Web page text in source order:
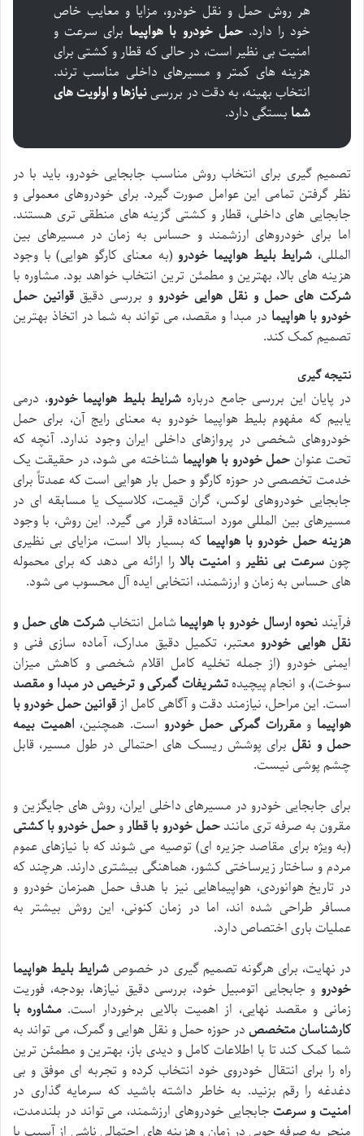
هر روش حمل و نقل خودرو، مزایا و معایب خاص
خود را دارد.حمل خودرو با هواپیما برای سرعت و
امنیت بی نظیر است، در حالی که قطار و کشتی برای
هزینه های کمتر و مسیرهای داخلی مناسب ترند.
انتخاب بهینه، به دقت در بررسینیازها و اولویت های
شما بستگی دارد.
تصمیم گیری برای انتخاب روش مناسب جابجایی خودرو، باید با در
نظر گرفتن تمامی این عوامل صورت گیرد. برای خودروهای معمولی و
جابجایی های داخلی، قطار و کشتی گزینه های منطقی تری هستند.
اما برای خودروهای ارزشمند و حساس به زمان در مسیرهای بین
المللی، شرایط بلیط هواپیما خودرو(به معنای کارگو هوایی) با وجود
هزینه های بالا، بهترین و مطمئن ترین انتخاب خواهد بود. مشاوره با
شرکت های حمل و نقل هوایی خودرو و بررسی دقیق قوانین حمل
خودرو با هواپیما در مبدا و مقصد، می تواند به شما در اتخاذ بهترین
تصمیم کمک کند.
نتیجه گیری
در پایان این بررسی جامع درباره شرایط بلیط هواپیما خودرو، درمی
یابیم که مفهوم بلیط هواپیما خودرو به معنای رایج آن، برای حمل
خودروهای شخصی در پروازهای داخلی ایران وجود ندارد. آنچه که
تحت عنوانحمل خودرو با هواپیما شناخته می شود، در حقیقت یک
خدمت تخصصی در حوزه کارگو و حمل بار هوایی است که عمدتاً برای
جابجایی خودروهای لوکس، گران قیمت، کلاسیک یا مسابقه ای در
مسیرهای بین المللی مورد استفاده قرار می گیرد. این روش، با وجود
هزینه حمل خودرو با هواپیما که بسیار بالا است، مزایای بی نظیری
چون سرعت بی نظیر و امنیت بالا را ارائه می دهد که برای محموله
های حساس به زمان و ارزشمند، انتخابی ایده آل محسوب می شود.
فرآیند نحوه ارسال خودرو با هواپیما شامل انتخابشرکت های حمل و
نقل هوایی خودرو معتبر، تکمیل دقیق مدارک، آماده سازی فنی و
ایمنی خودرو (از جمله تخلیه کامل اقلام شخصی و کاهش میزان
سوخت)، و انجام پیچیدهتشریفات گمرکی و ترخیص در مبدا و مقصد
است. این مراحل، نیازمند دقت و آگاهی کامل ازقوانین حمل خودرو با
هواپیما ومقررات گمرکی حمل خودرو است. همچنین، اهمیت بیمه
حمل و نقل برای پوشش ریسک های احتمالی در طول مسیر، قابل
چشم پوشی نیست.
برای جابجایی خودرو در مسیرهای داخلی ایران، روش های جایگزین و
مقرون به صرفه تری مانندحمل خودرو با قطاروحمل خودرو با کشتی
(به ویژه برای مقاصد جزیره ای) توصیه می شوند که با نیازهای عموم
مردم و ساختار زیرساختی کشور، هماهنگی بیشتری دارند. هرچند که
در تاریخ هوانوردی، هواپیماهایی نیز با هدف حمل همزمان خودرو و
مسافر طراحی شده اند، اما در زمان کنونی، این روش بیشتر به
عملیات باری اختصاص دارد.
در نهایت، برای هرگونه تصمیم گیری در خصوصشرایط بلیط هواپیما
خودرو و جابجایی اتومبیل خود، بررسی دقیق نیازها، بودجه، فوریت
زمانی و مقصد نهایی، از اهمیت بالایی برخوردار است.مشاوره با
کارشناسان متخصصدر حوزه حمل و نقل هوایی و گمرک، می تواند به
شما کمک کند تا با اطلاعات کامل و دیدی باز، بهترین و مطمئن ترین
راه را برای انتقال خودروی خود انتخاب کرده و تجربه ای موفق و بی
دغدغه را رقم بزنید. به خاطر داشته باشید که سرمایه گذاری در
امنیت و سرعتجابجایی خودروهای ارزشمند، می تواند در بلندمدت،